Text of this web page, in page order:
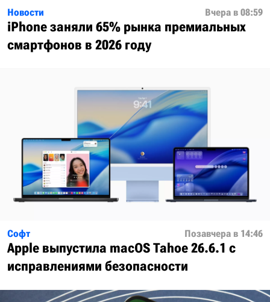
Новости Вчера в 08:59
iPhone заняли 65% рынка премиальных
смартфонов в 2026 году
Софт Позавчера в 14:46
Apple выпустила macOS Tahoe 26.6.1 с
исправлениями безопасности